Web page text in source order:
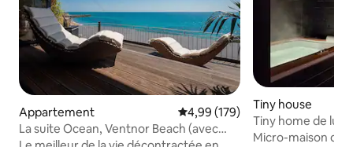
Appartement Évaluation moyenne sur la
4,99 (179)
La suite Ocean, Ventnor Beach (avec
sauna)
Tiny house
Tiny home de luxe
pied de la plage
Micro-maison de